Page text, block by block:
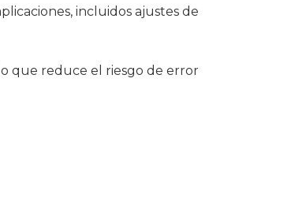
incluidos ajustes de
que reduce el riesgo de error